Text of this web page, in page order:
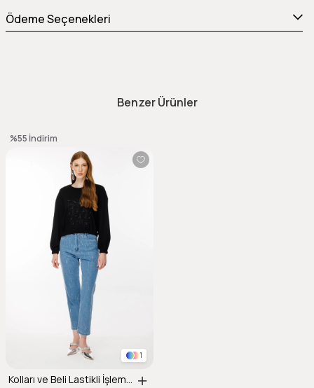
Ödeme Seçenekleri
Benzer Ürünler
1
Kolları ve Beli Lastikli İşleme Detaylı Bluz-SİYAH
%55 İndirim